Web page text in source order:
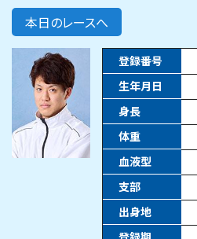
本日のレースへ
登録番号
生年月日
身長
体重
血液型
支部
出身地